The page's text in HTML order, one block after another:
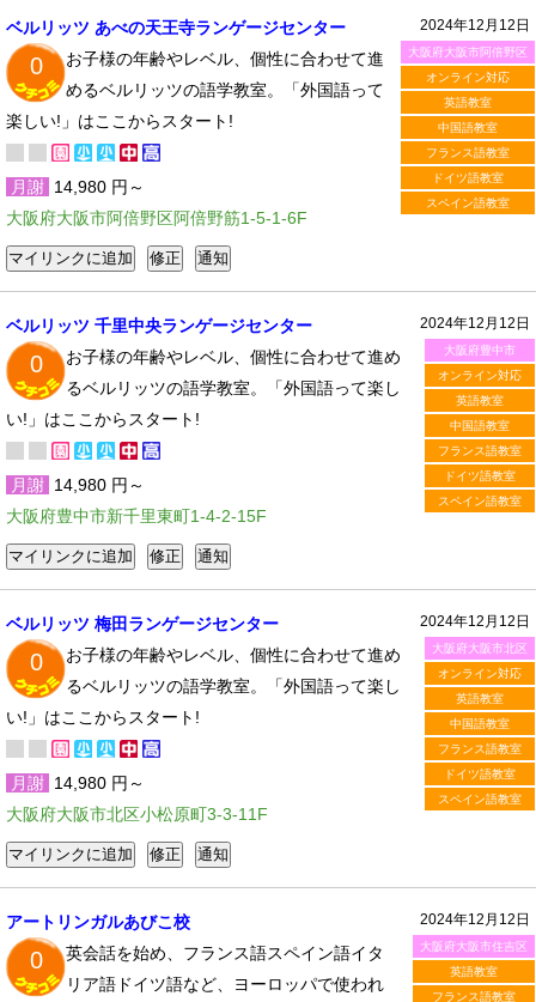
2024年12月12日
大阪府大阪市阿倍野区
オンライン対応
英語教室
中国語教室
フランス語教室
ドイツ語教室
スペイン語教室
ベルリッツ あべの天王寺ランゲージセンター
0
お子様の年齢やレベル、個性に合わせて進
めるベルリッツの語学教室。「外国語って
楽しい!」はここからスタート!
月謝 14,980 円～
大阪府大阪市阿倍野区阿倍野筋1-5-1-6F
2024年12月12日
大阪府豊中市
オンライン対応
英語教室
中国語教室
フランス語教室
ドイツ語教室
スペイン語教室
ベルリッツ 千里中央ランゲージセンター
0
お子様の年齢やレベル、個性に合わせて進め
るベルリッツの語学教室。「外国語って楽し
い!」はここからスタート!
月謝 14,980 円～
大阪府豊中市新千里東町1-4-2-15F
2024年12月12日
大阪府大阪市北区
オンライン対応
英語教室
中国語教室
フランス語教室
ドイツ語教室
スペイン語教室
ベルリッツ 梅田ランゲージセンター
0
お子様の年齢やレベル、個性に合わせて進め
るベルリッツの語学教室。「外国語って楽し
い!」はここからスタート!
月謝 14,980 円～
大阪府大阪市北区小松原町3-3-11F
2024年12月12日
大阪府大阪市住吉区
英語教室
フランス語教室
アートリンガルあびこ校
0
英会話を始め、フランス語スペイン語イタ
リア語ドイツ語など、ヨーロッパで使われ